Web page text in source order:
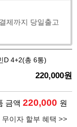
제까지 당일출고
D 4+2(총 6통)
220,000원
금액 220,000 원
무이자 할부 혜택 >>